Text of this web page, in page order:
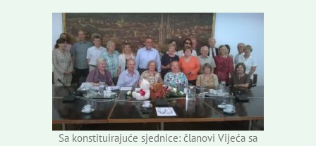
Sa konstituirajuće sjednice: članovi Vijeća sa